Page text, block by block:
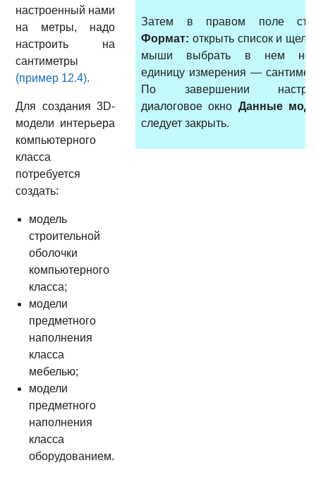
настроенный нами
на метры, надо
настроить на
сантиметры
(пример 12.4).
Для создания 3D-
модели интерьера
компьютерного
класса
потребуется
создать:
модель
строительной
оболочки
компьютерного
класса;
модели
предметного
наполнения
класса
мебелью;
модели
предметного
наполнения
класса
оборудованием.
Затем в правом поле
Формат: открыть список и
мыши выбрать в нем
единицу измерения —
По завершении
диалоговое окно Данные
следует закрыть.